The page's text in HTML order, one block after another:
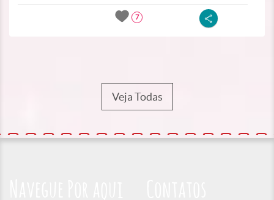
7
Veja Todas